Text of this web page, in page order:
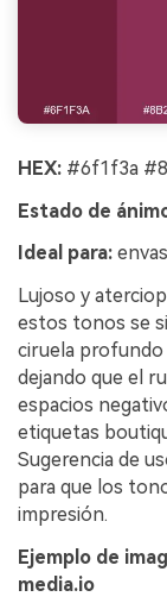
HEX: #6f1f3a
Estado de
Ideal para:
Lujoso y
estos tonos se
ciruela profundo
dejando que el
espacios
etiquetas
Sugerencia de
para que los
impresión.
Ejemplo de
media.io